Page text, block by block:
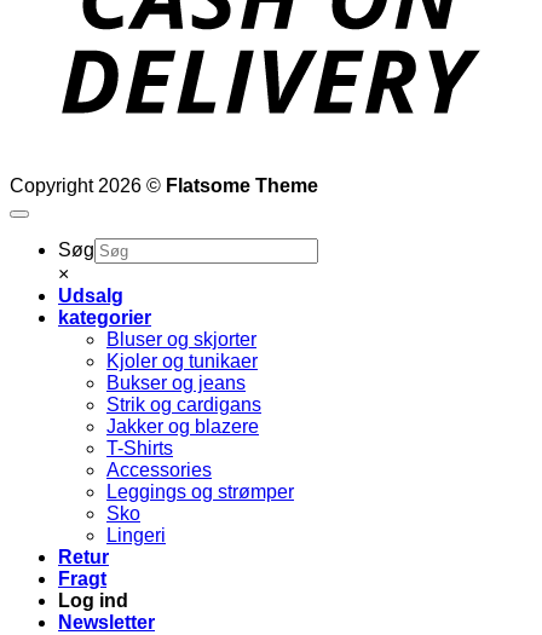
Copyright 2026 © Flatsome Theme
Søg
×
Udsalg
kategorier
Bluser og skjorter
Kjoler og tunikaer
Bukser og jeans
Strik og cardigans
Jakker og blazere
T-Shirts
Accessories
Leggings og strømper
Sko
Lingeri
Retur
Fragt
Log ind
Newsletter